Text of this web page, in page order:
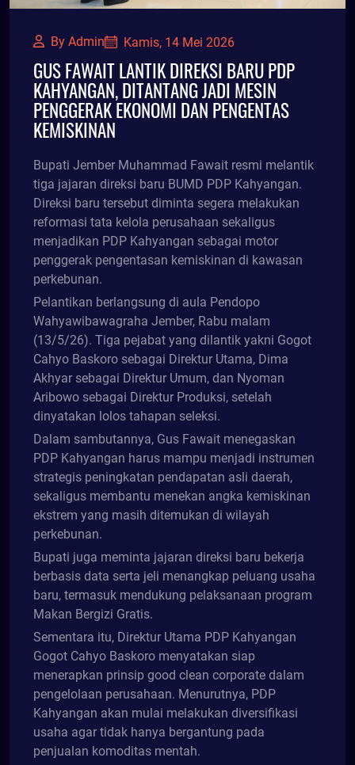
By Admin Kamis, 14 Mei 2026
GUS FAWAIT LANTIK DIREKSI BARU PDP
KAHYANGAN, DITANTANG JADI MESIN
PENGGERAK EKONOMI DAN PENGENTAS
KEMISKINAN
Bupati Jember Muhammad Fawait resmi melantik
tiga jajaran direksi baru BUMD PDP Kahyangan.
Direksi baru tersebut diminta segera melakukan
reformasi tata kelola perusahaan sekaligus
menjadikan PDP Kahyangan sebagai motor
penggerak pengentasan kemiskinan di kawasan
perkebunan.
Pelantikan berlangsung di aula Pendopo
Wahyawibawagraha Jember, Rabu malam
(13/5/26). Tiga pejabat yang dilantik yakni Gogot
Cahyo Baskoro sebagai Direktur Utama, Dima
Akhyar sebagai Direktur Umum, dan Nyoman
Aribowo sebagai Direktur Produksi, setelah
dinyatakan lolos tahapan seleksi.
Dalam sambutannya, Gus Fawait menegaskan
PDP Kahyangan harus mampu menjadi instrumen
strategis peningkatan pendapatan asli daerah,
sekaligus membantu menekan angka kemiskinan
ekstrem yang masih ditemukan di wilayah
perkebunan.
Bupati juga meminta jajaran direksi baru bekerja
berbasis data serta jeli menangkap peluang usaha
baru, termasuk mendukung pelaksanaan program
Makan Bergizi Gratis.
Sementara itu, Direktur Utama PDP Kahyangan
Gogot Cahyo Baskoro menyatakan siap
menerapkan prinsip good clean corporate dalam
pengelolaan perusahaan. Menurutnya, PDP
Kahyangan akan mulai melakukan diversifikasi
usaha agar tidak hanya bergantung pada
penjualan komoditas mentah.